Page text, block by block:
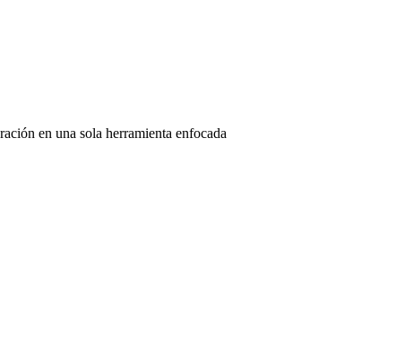
en una sola herramienta enfocada